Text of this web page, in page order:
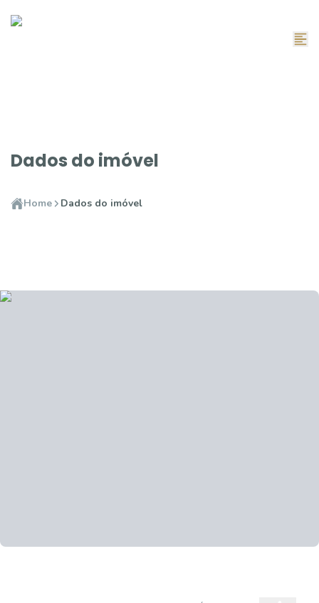
Dados do imóvel
Home Dados do imóvel